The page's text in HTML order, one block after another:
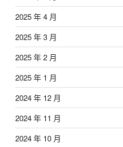
2025 年 4 月
2025 年 3 月
2025 年 2 月
2025 年 1 月
2024 年 12 月
2024 年 11 月
2024 年 10 月